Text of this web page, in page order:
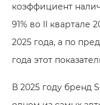
коэффициент
91% во II квартале
2025 года, а по
года этот
В 2025 году бренд